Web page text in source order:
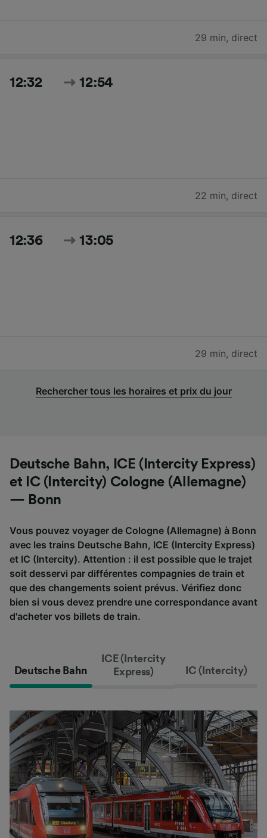
29 min, direct
12:32 12:54
22 min, direct
12:36 13:05
29 min, direct
Rechercher tous les horaires et prix du jour
Deutsche Bahn, ICE (Intercity Express)
et IC (Intercity) Cologne (Allemagne)
— Bonn
Vous pouvez voyager de Cologne (Allemagne) à Bonn
avec les trains Deutsche Bahn, ICE (Intercity Express)
et IC (Intercity). Attention : il est possible que le trajet
soit desservi par différentes compagnies de train et
que des changements soient prévus. Vérifiez donc
bien si vous devez prendre une correspondance avant
d'acheter vos billets de train.
Deutsche Bahn
ICE (Intercity
Express)
IC (Intercity)